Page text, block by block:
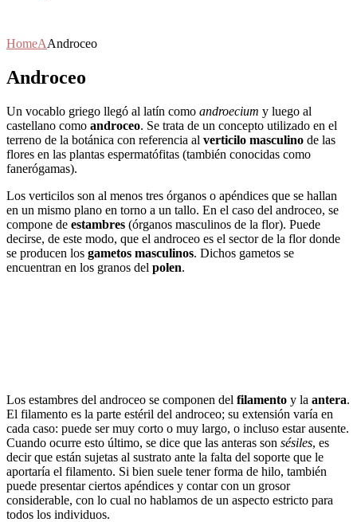
HomeAAndroceo
Androceo
Un vocablo griego llegó al latín como androecium y luego al
castellano como androceo. Se trata de un concepto utilizado en el
terreno de la botánica con referencia al verticilo masculino de las
flores en las plantas espermatófitas (también conocidas como
fanerógamas).
Los verticilos son al menos tres órganos o apéndices que se hallan
en un mismo plano en torno a un tallo. En el caso del androceo, se
compone de estambres (órganos masculinos de la flor). Puede
decirse, de este modo, que el androceo es el sector de la flor donde
se producen los gametos masculinos. Dichos gametos se
encuentran en los granos del polen.
Los estambres del androceo se componen del filamento y la antera.
El filamento es la parte estéril del androceo; su extensión varía en
cada caso: puede ser muy corto o muy largo, o incluso estar ausente.
Cuando ocurre esto último, se dice que las anteras son sésiles, es
decir que están sujetas al sustrato ante la falta del soporte que le
aportaría el filamento. Si bien suele tener forma de hilo, también
puede presentar ciertos apéndices y contar con un grosor
considerable, con lo cual no hablamos de un aspecto estricto para
todos los individuos.